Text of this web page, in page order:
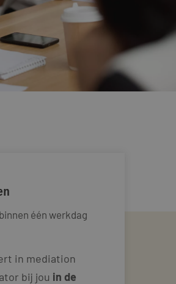
één werkdag
in mediation
bij jou in de